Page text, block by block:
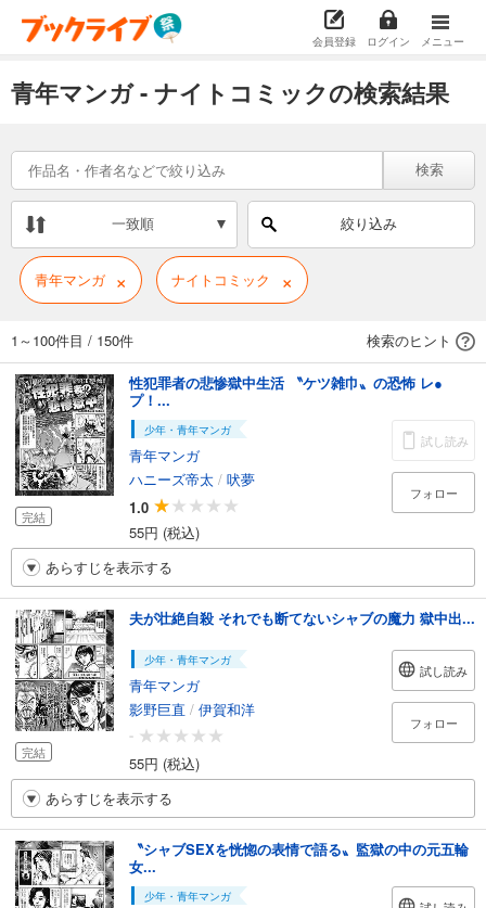
会員登録 ログイン メニュー
青年マンガ - ナイトコミックの検索結果
検索
一致順 絞り込み
青年マンガ × ナイトコミック ×
1～100件目 / 150件 検索のヒント
完結
性犯罪者の悲惨獄中生活 〝ケツ雑巾〟の恐怖 レ●
プ！...
少年・青年マンガ
青年マンガ
ハニーズ帝太 / 吠夢
1.0
55円 (税込)
試し読み
フォロー
あらすじを表示する
完結
夫が壮絶自殺 それでも断てないシャブの魔力 獄中出...
少年・青年マンガ
青年マンガ
影野巨直 / 伊賀和洋
-
55円 (税込)
試し読み
フォロー
あらすじを表示する
〝シャブSEXを恍惚の表情で語る〟監獄の中の元五輪
女...
少年・青年マンガ